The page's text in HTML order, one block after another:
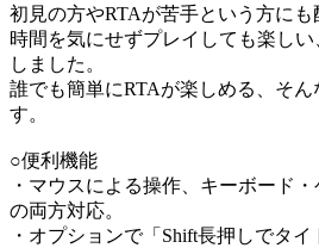
初見の方やRTAが苦手という方にも
時間を気にせずプレイしても楽し
しました。
誰でも簡単にRTAが楽しめる、そん
す。
○便利機能
・マウスによる操作、キーボード
の両方対応。
・オプションで「Shift長押しでタ